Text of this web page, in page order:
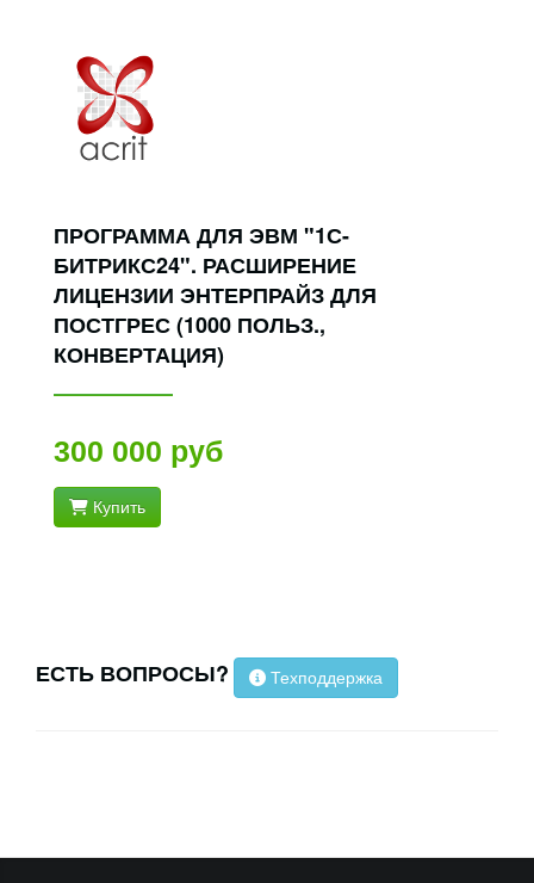
ПРОГРАММА ДЛЯ ЭВМ "1С-
БИТРИКС24". РАСШИРЕНИЕ
ЛИЦЕНЗИИ ЭНТЕРПРАЙЗ ДЛЯ
ПОСТГРЕС (1000 ПОЛЬЗ.,
КОНВЕРТАЦИЯ)
300 000 руб
Купить
ЕСТЬ ВОПРОСЫ? Техподдержка